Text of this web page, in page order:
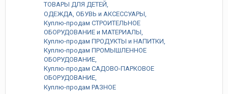
ТОВАРЫ ДЛЯ ДЕТЕЙ
ОДЕЖДА, ОБУВЬ и АКСЕССУАРЫ
Куплю-продам СТРОИТЕЛЬНОЕ
ОБОРУДОВАНИЕ и МАТЕРИАЛЫ
Куплю-продам ПРОДУКТЫ и НАПИТКИ
Куплю-продам ПРОМЫШЛЕННОЕ
ОБОРУДОВАНИЕ
Куплю-продам САДОВО-ПАРКОВОЕ
ОБОРУДОВАНИЕ
Куплю-продам РАЗНОЕ